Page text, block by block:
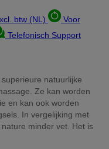
btw (NL)
Voor
Telefonisch Support
natuurlijke
Ze kan worden
en kan ook worden
In vergelijking met
minder vet. Het is